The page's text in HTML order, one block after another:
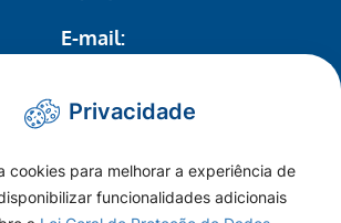
E-mail:
Mapa do Site
Conheça a Câmara
A Cidade
Privacidade
cookies para melhorar a experiência de
funcionalidades adicionais